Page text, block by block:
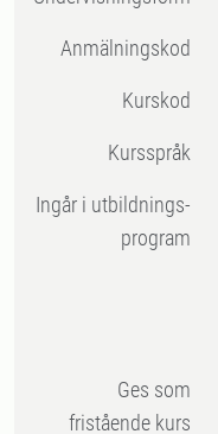
Anmälningskod
Kurskod
Kursspråk
Ingår i utbildnings-
program
Ges som
fristående kurs